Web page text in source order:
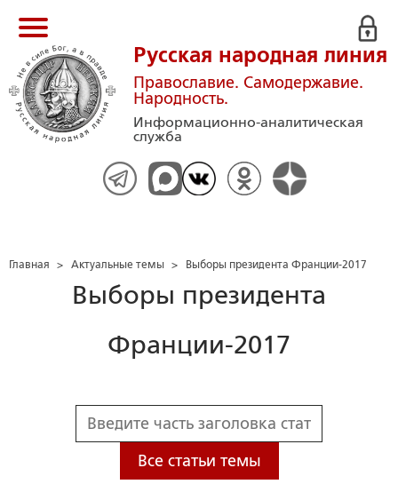
Русская народная линия
Православие. Самодержавие.
Народность.
Информационно-аналитическая
служба
Главная > Актуальные темы > Выборы президента Франции-2017
Выборы президента
Франции-2017
Все статьи темы